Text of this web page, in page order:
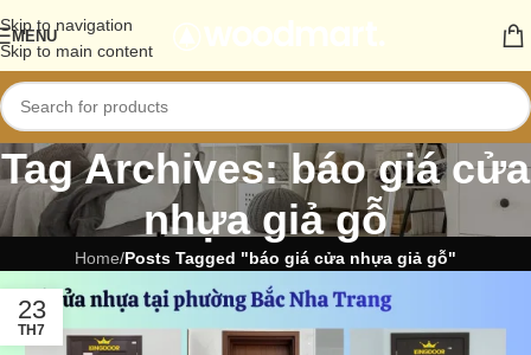
Skip to navigation
Skip to main content
MENU
Tag Archives: báo giá cửa
nhựa giả gỗ
Home/Posts Tagged "báo giá cửa nhựa giả gỗ"
23
TH7